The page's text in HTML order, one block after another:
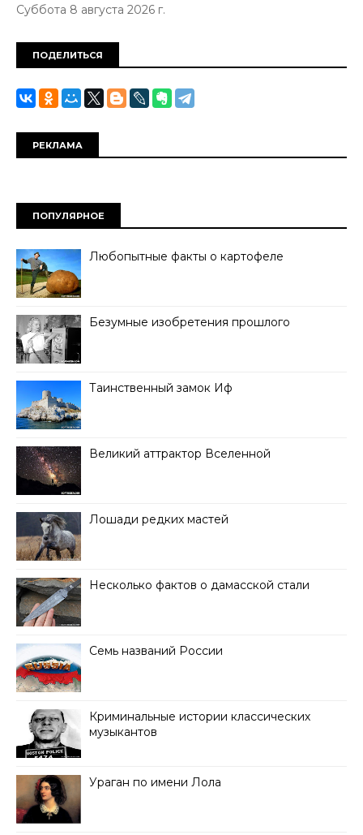
Суббота 8 августа 2026 г.
ПОДЕЛИТЬСЯ
РЕКЛАМА
ПОПУЛЯРНОЕ
Любопытные факты о картофеле
Безумные изобретения прошлого
Таинственный замок Иф
Великий аттрактор Вселенной
Лошади редких мастей
Несколько фактов о дамасской стали
Семь названий России
Криминальные истории классических
музыкантов
Ураган по имени Лола